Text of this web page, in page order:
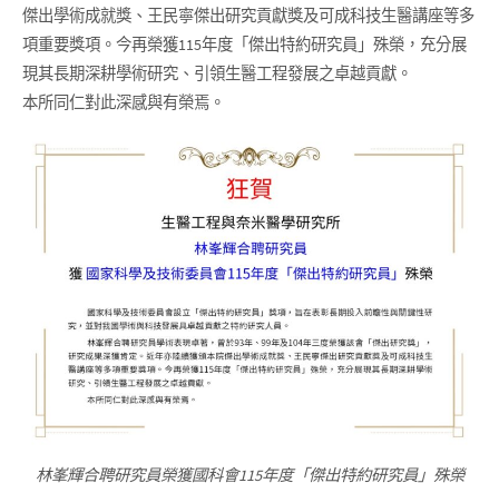
傑出學術成就獎、王民寧傑出研究貢獻獎及可成科技生醫講座等多
項重要獎項。今再榮獲115年度「傑出特約研究員」殊榮，充分展
現其長期深耕學術研究、引領生醫工程發展之卓越貢獻。
本所同仁對此深感與有榮焉。
林峯輝合聘研究員榮獲國科會115年度「傑出特約研究員」殊榮